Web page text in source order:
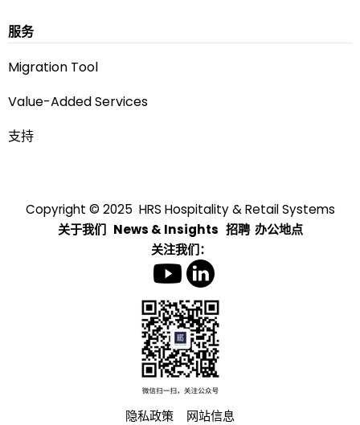
服务
Migration Tool
Value-Added Services
支持
Copyright © 2025 HRS Hospitality & Retail Systems
关于我们 News & Insights 招聘 办公地点
关注我们：
隐私政策 网站信息